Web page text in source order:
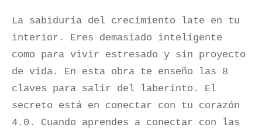
La sabiduría del crecimiento late en tu
interior. Eres demasiado inteligente
como para vivir estresado y sin proyecto
de vida. En esta obra te enseño las 8
claves para salir del laberinto. El
secreto está en conectar con tu corazón
4.0. Cuando aprendes a conectar con las